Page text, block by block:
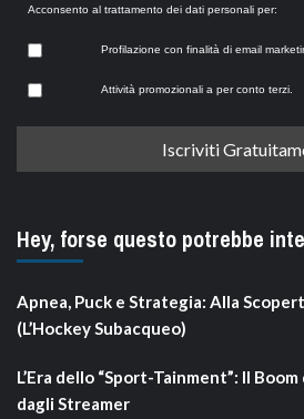
Acconsento al trattamento dei dati personali per:
Profilazione con finalità di email
Attività promozionali a per conto terzi.
Hey, forse questo potrebbe
Apnea, Puck e Strategia: Alla
(L’Hockey Subacqueo)
L’Era dello “Sport-Tainment”: Il
dagli Streamer